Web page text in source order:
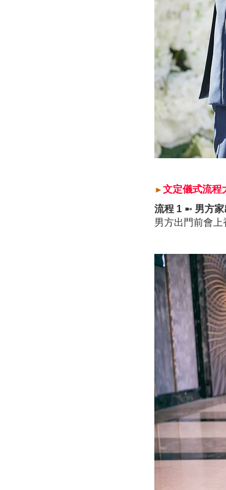
►文定儀式流程
流程 1 ➼ 男方家
男方出門前會